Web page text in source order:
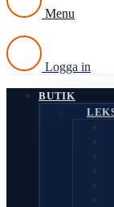
Menu
Logga in
BUTIK